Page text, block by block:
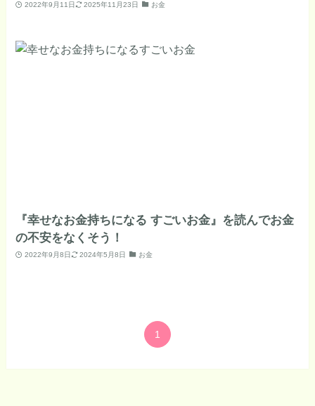
2022年9月11日 2025年11月23日 お金
『幸せなお金持ちになる すごいお金』を読んでお金
の不安をなくそう！
2022年9月8日 2024年5月8日 お金
1